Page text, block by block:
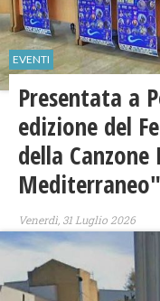
EVENTI
Presentata a
edizione del
della
Mediterraneo"
Venerdì, 31 Luglio 2026